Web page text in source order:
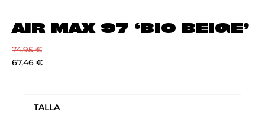
AIR MAX 97 ‘BIO BEIGE’
74,95€
67,46 €
TALLA